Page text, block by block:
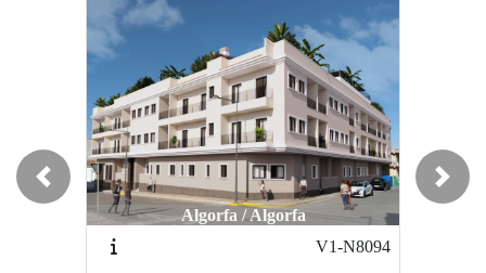
Algorfa / AlgorfaAlgorfa / Algorfa
V1-N8097
Previous Next